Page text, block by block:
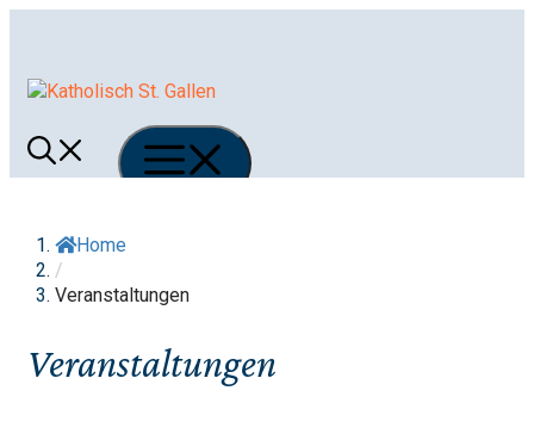
Menü
Home
/
Veranstaltungen
Veranstaltungen